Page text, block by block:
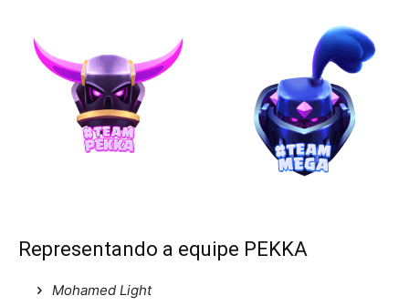
Representando a equipe PEKKA
Mohamed Light